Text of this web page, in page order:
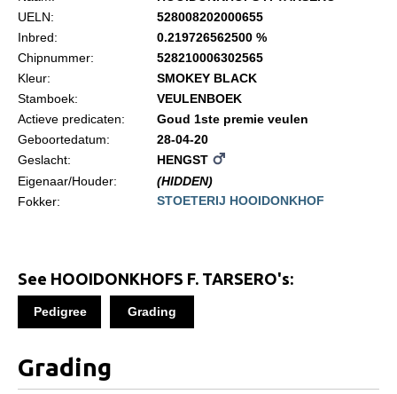
Veelgestelde vragen
Fokkerij
Onze fokkerij
Fokkerij informatie
Fokprogramma
Hengsten
EFS Hengstendatabase
Evenementen
UELN:
528008202000655
Inbred:
0.219726562500 %
Chipnummer:
528210006302565
Kleur:
SMOKEY BLACK
Stamboek:
VEULENBOEK
Actieve predicaten:
Goud 1ste premie veulen
Geboortedatum:
28-04-20
Geslacht:
HENGST
Eigenaar/Houder:
(HIDDEN)
Fokker:
STOETERIJ HOOIDONKHOF
See HOOIDONKHOFS F. TARSERO's:
Pedigree Grading
Grading